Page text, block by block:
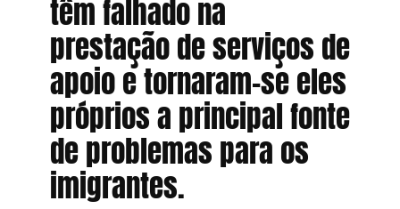
têm falhado na
prestação de serviços de
apoio e tornaram-se eles
próprios a principal fonte
de problemas para os
imigrantes.